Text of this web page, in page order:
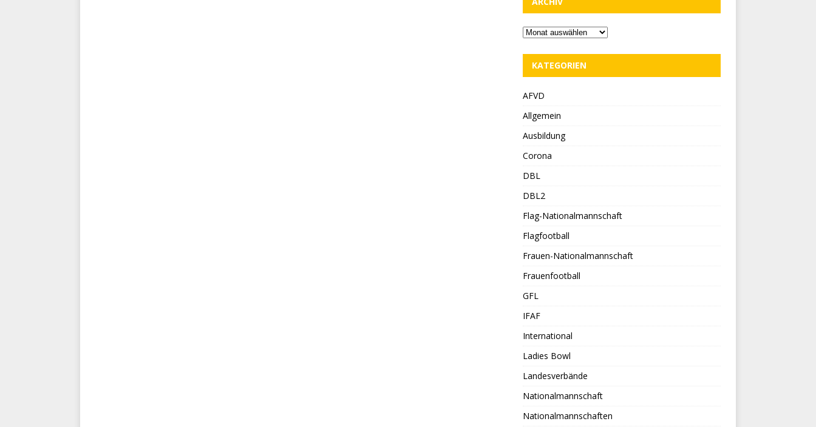
KATEGORIEN
AFVD
Allgemein
Ausbildung
Corona
DBL
DBL2
Flag-Nationalmannschaft
Flagfootball
Frauen-Nationalmannschaft
Frauenfootball
GFL
IFAF
International
Ladies Bowl
Landesverbände
Nationalmannschaft
Nationalmannschaften